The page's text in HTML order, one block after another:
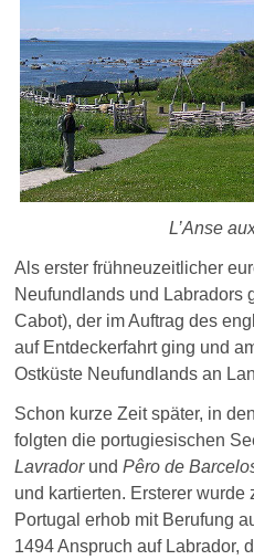
L’Anse
Als erster frühneuzeitlicher
Neufundlands und Labradors
Cabot), der im Auftrag des
auf Entdeckerfahrt ging und
Ostküste Neufundlands an
Schon kurze Zeit später, in
folgten die portugiesischen
LavradorundPêro de
und kartierten. Ersterer
Portugal erhob mit Berufung
1494 Anspruch auf Labrador,